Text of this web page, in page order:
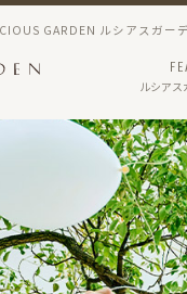
GARDEN ルシアスガー
ルシアス